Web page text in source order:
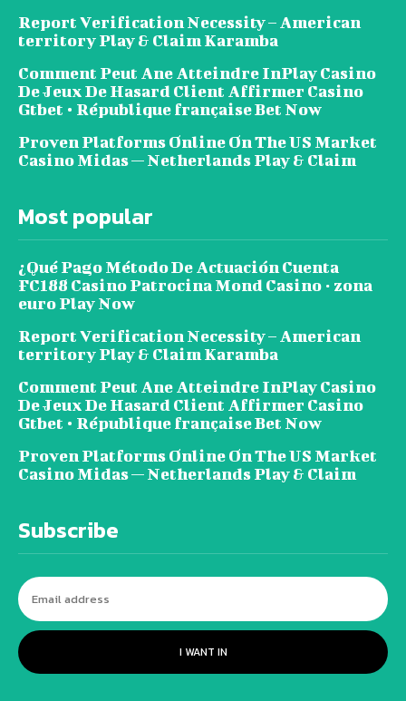
Report Verification Necessity – American
territory Play & Claim Karamba
Comment Peut Ane Atteindre InPlay Casino
De Jeux De Hasard Client Affirmer Casino
Gtbet • République française Bet Now
Proven Platforms Online On The US Market
Casino Midas — Netherlands Play & Claim
Most popular
¿Qué Pago Método De Actuación Cuenta
FC188 Casino Patrocina Mond Casino · zona
euro Play Now
Report Verification Necessity – American
territory Play & Claim Karamba
Comment Peut Ane Atteindre InPlay Casino
De Jeux De Hasard Client Affirmer Casino
Gtbet • République française Bet Now
Proven Platforms Online On The US Market
Casino Midas — Netherlands Play & Claim
Subscribe
I WANT IN